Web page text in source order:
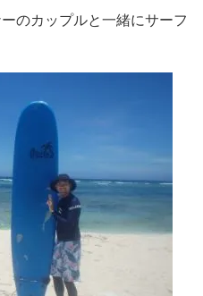
のカップルと一緒にサーフ